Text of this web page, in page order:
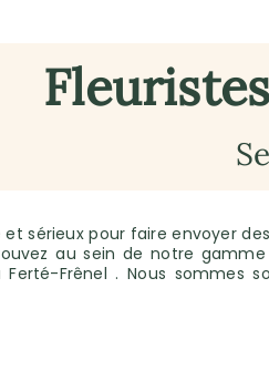
sérieux pour faire envoyer
au sein de notre
Frênel . Nous sommes